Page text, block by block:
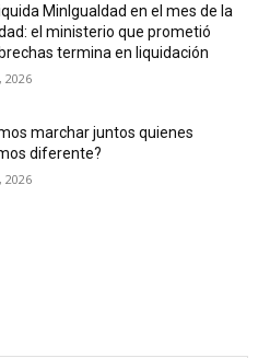
MinIgualdad en el mes de la
el ministerio que prometió
termina en liquidación
2026
marchar juntos quienes
diferente?
2026